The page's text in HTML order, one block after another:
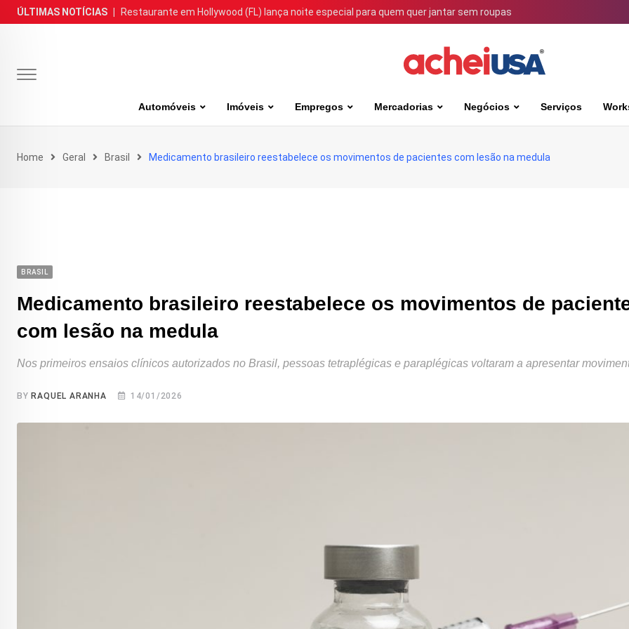
Skip
to
ÚLTIMAS NOTÍCIAS Restaurante em Hollywood (FL) lança noite especial para quem quer jantar sem roupas
Automóveis Imóveis Empregos Mercadorias Negócios Serviços
Home Geral Brasil Medicamento brasileiro reestabelece os movimentos de pacientes com lesão na medula
BRASIL
Medicamento brasileiro reestabelece os movimentos de
com lesão na medula
Nos primeiros ensaios clínicos autorizados no Brasil, pessoas tetraplégicas e paraplégicas voltaram a apresentar
BY RAQUEL ARANHA 14/01/2026